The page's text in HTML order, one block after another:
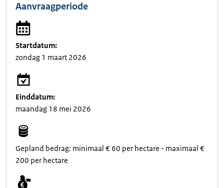
Aanvraagperiode
Startdatum:
zondag 1 maart 2026
Einddatum:
maandag 18 mei 2026
Gepland bedrag: minimaal € 60 per hectare - maximaal €
200 per hectare